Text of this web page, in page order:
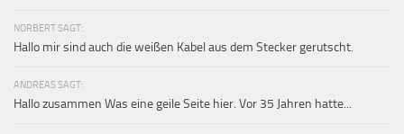
NORBERT SAGT:
Hallo mir sind auch die weißen Kabel aus dem Stecker gerutscht.
ANDREAS SAGT:
Hallo zusammen Was eine geile Seite hier. Vor 35 Jahren hatte...